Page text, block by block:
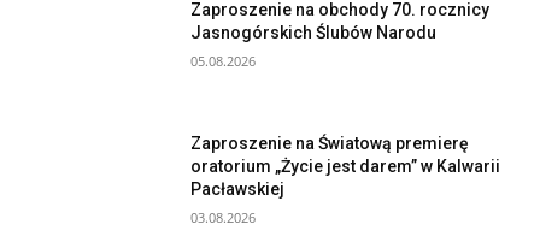
Zaproszenie na obchody 70. rocznicy
Jasnogórskich Ślubów Narodu
05.08.2026
Zaproszenie na Światową premierę
oratorium „Życie jest darem” w Kalwarii
Pacławskiej
03.08.2026